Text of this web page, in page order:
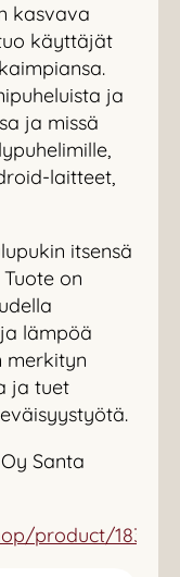
kasvava
käyttäjät
ja
ja missä
laitteet,
itsensä
on
lämpöä
merkityn
ja tuet
Santa
product/